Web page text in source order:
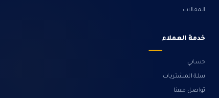
المقالات
خدمة العملاء
حسابي
سلة المشتريات
تواصل معنا